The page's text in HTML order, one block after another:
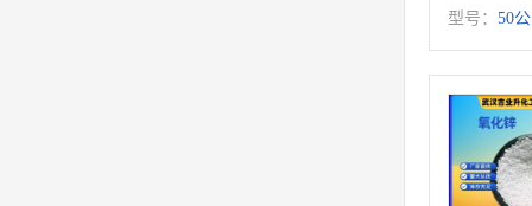
型号： 50